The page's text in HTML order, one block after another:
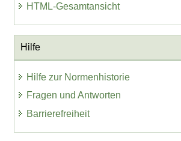
HTML-Gesamtansicht
Hilfe
Hilfe zur Normenhistorie
Fragen und Antworten
Barrierefreiheit